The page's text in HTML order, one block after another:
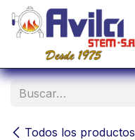
Ir al contenido
Todos los productos